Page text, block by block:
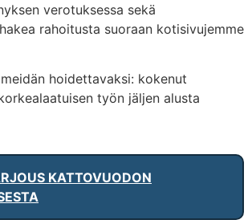
verotuksessa sekä
rahoitusta suoraan kotisivujemme
hoidettavaksi: kokenut
työn jäljen alusta
KATTOVUODON